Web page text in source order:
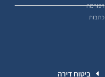
רפורמה
כתבות
ביטוח דירה